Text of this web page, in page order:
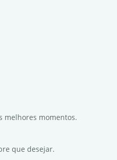
melhores momentos.
que desejar.